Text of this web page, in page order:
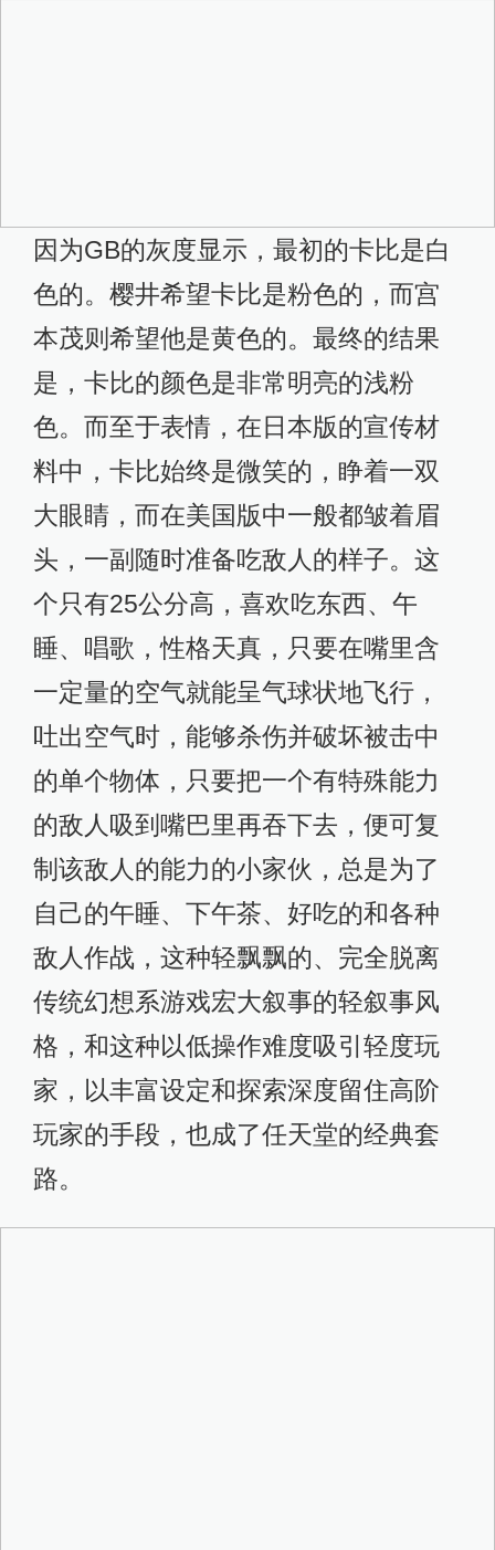
因为GB的灰度显示，最初的卡比是白
色的。樱井希望卡比是粉色的，而宫
本茂则希望他是黄色的。最终的结果
是，卡比的颜色是非常明亮的浅粉
色。而至于表情，在日本版的宣传材
料中，卡比始终是微笑的，睁着一双
大眼睛，而在美国版中一般都皱着眉
头，一副随时准备吃敌人的样子。这
个只有25公分高，喜欢吃东西、午
睡、唱歌，性格天真，只要在嘴里含
一定量的空气就能呈气球状地飞行，
吐出空气时，能够杀伤并破坏被击中
的单个物体，只要把一个有特殊能力
的敌人吸到嘴巴里再吞下去，便可复
制该敌人的能力的小家伙，总是为了
自己的午睡、下午茶、好吃的和各种
敌人作战，这种轻飘飘的、完全脱离
传统幻想系游戏宏大叙事的轻叙事风
格，和这种以低操作难度吸引轻度玩
家，以丰富设定和探索深度留住高阶
玩家的手段，也成了任天堂的经典套
路。